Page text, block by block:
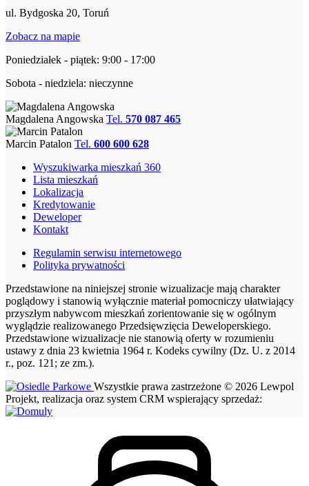
ul. Bydgoska 20, Toruń
Zobacz na mapie
Poniedziałek - piątek: 9:00 - 17:00
Sobota - niedziela: nieczynne
Magdalena Angowska Tel. 570 087 465
Marcin Patalon Tel. 600 600 628
Wyszukiwarka mieszkań 360
Lista mieszkań
Lokalizacja
Kredytowanie
Deweloper
Kontakt
Regulamin serwisu internetowego
Polityka prywatności
Przedstawione na niniejszej stronie wizualizacje mają charakter
poglądowy i stanowią wyłącznie materiał pomocniczy ułatwiający
przyszłym nabywcom mieszkań zorientowanie się w ogólnym
wyglądzie realizowanego Przedsięwzięcia Deweloperskiego.
Przedstawione wizualizacje nie stanowią oferty w rozumieniu
ustawy z dnia 23 kwietnia 1964 r. Kodeks cywilny (Dz. U. z 2014
r., poz. 121; ze zm.).
Wszystkie prawa zastrzeżone © 2026 Lewpol
Projekt, realizacja oraz system CRM wspierający sprzedaż: